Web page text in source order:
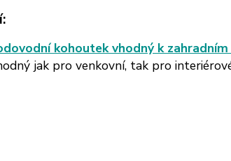
kohoutek vhodný k
jak pro venkovní, tak pro